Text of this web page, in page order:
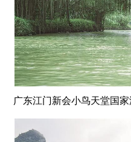
广东江门新会小鸟天堂国